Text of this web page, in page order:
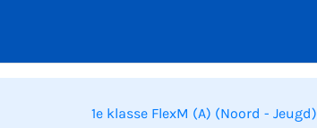
1e klasse FlexM (A) (Noord - Jeugd)